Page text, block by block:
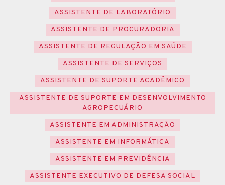
ASSISTENTE DE LABORATÓRIO
ASSISTENTE DE PROCURADORIA
ASSISTENTE DE REGULAÇÃO EM SAÚDE
ASSISTENTE DE SERVIÇOS
ASSISTENTE DE SUPORTE ACADÊMICO
ASSISTENTE DE SUPORTE EM DESENVOLVIMENTO
AGROPECUÁRIO
ASSISTENTE EM ADMINISTRAÇÃO
ASSISTENTE EM INFORMÁTICA
ASSISTENTE EM PREVIDÊNCIA
ASSISTENTE EXECUTIVO DE DEFESA SOCIAL